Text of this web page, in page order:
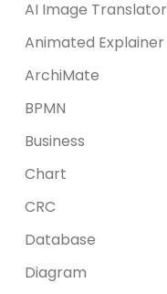
AI Image Translator
Animated Explainer
ArchiMate
BPMN
Business
Chart
CRC
Database
Diagram